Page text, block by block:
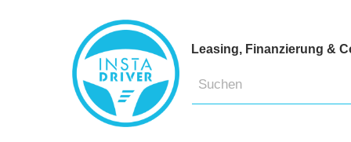
Leasing, Finanzierung &